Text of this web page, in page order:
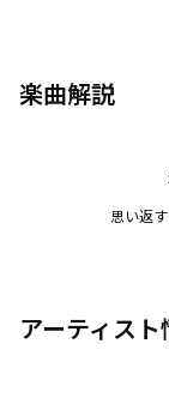
楽曲解説
思い返
アーティスト